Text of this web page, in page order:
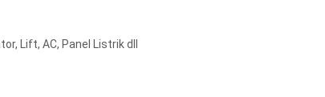
Lift, AC, Panel Listrik dll